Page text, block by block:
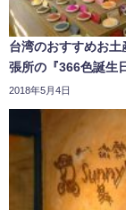
台湾のおすすめお
張所の『366色誕生
2018年5月4日